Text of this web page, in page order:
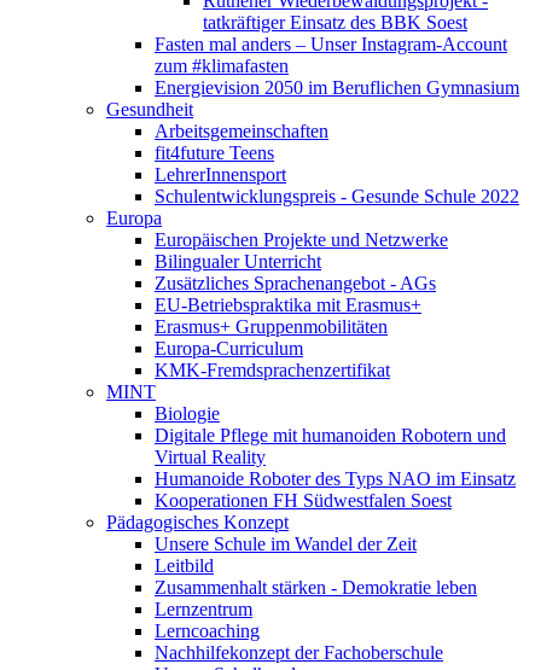
tatkräftiger Einsatz des BBK Soest
Fasten mal anders – Unser Instagram-Account
zum #klimafasten
Energievision 2050 im Beruflichen Gymnasium
Gesundheit
Arbeitsgemeinschaften
fit4future Teens
LehrerInnensport
Schulentwicklungspreis - Gesunde Schule 2022
Europa
Europäischen Projekte und Netzwerke
Bilingualer Unterricht
Zusätzliches Sprachenangebot - AGs
EU-Betriebspraktika mit Erasmus+
Erasmus+ Gruppenmobilitäten
Europa-Curriculum
KMK-Fremdsprachenzertifikat
MINT
Biologie
Digitale Pflege mit humanoiden Robotern und
Virtual Reality
Humanoide Roboter des Typs NAO im Einsatz
Kooperationen FH Südwestfalen Soest
Pädagogisches Konzept
Unsere Schule im Wandel der Zeit
Leitbild
Zusammenhalt stärken - Demokratie leben
Lernzentrum
Lerncoaching
Nachhilfekonzept der Fachoberschule